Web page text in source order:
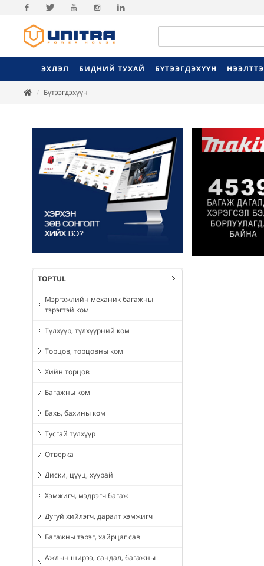
Facebook
ЭХЛЭЛ БИДНИЙ ТУХАЙ БҮТЭЭГДЭХҮҮН
Бүтээгдэхүүн
TOPTUL
Мэргэжлийн механик багажны
тэрэгтэй ком
Түлхүүр, түлхүүрний ком
Торцов, торцовны ком
Хийн торцов
Багажны ком
Бахь, бахины ком
Тусгай түлхүүр
Отверка
Диски, цүүц, хуурай
Хэмжигч, мэдрэгч багаж
Дугуй хийлэгч, даралт хэмжигч
Багажны тэрэг, хайрцаг сав
Ажлын ширээ, сандал, багажны